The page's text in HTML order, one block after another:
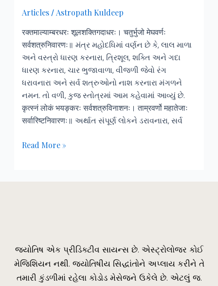
Articles/Astropath Kuldeep
रक्तमाल्याम्बरधरः शूलशक्तिगदाधरः। चतुर्भुजो मेघवर्णः
सर्वशत्रुनिवारणः॥ મંત્ર મહોદધિમાં વર્ણન છે કે, લાલ માળા
અને વસ્ત્રો ધારણ કરનારા, ત્રિશૂલ, શક્તિ અને ગદા
ધારણ કરનારા, ચાર ભુજાવાળા, વીજળી જેવો રંગ
ધરાવનારા અને સર્વ શત્રુઓનો નાશ કરનારા મંગળને
નમન. તો વળી, કુજ સ્તોત્રમાં આમ કહેવામાં આવ્યું છે.
कृत्स्नं लोकं भयङ्करः सर्वशत्रुविनाशनः। ताम्रवर्णो महातेजाः
सर्वारिष्टनिवारणः॥ અર્થાત સંપૂર્ણ લોકને ડરાવનારા, સર્વ
પર
અસર
થશે?
Read More »
જ્યોતિષ એક પ્રીડિક્ટીવ સાયન્સ છે. એસ્ટ્રોલોજર કોઈ
મેજિશિયન નથી. જ્યોતિષીય સિદ્ધાંતોને અપ્લાય કરીને તે
તમારી કુંડળીમાં રહેલા કોડોડ મેસેજને ઉકેલે છે. એટલું જ.